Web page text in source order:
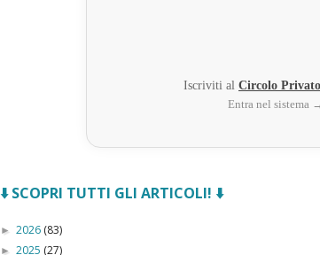
Iscriviti al Circolo
Entra nel sistema
⬇️ SCOPRI TUTTI GLI ARTICOLI! ⬇️
► 2026 (83)
► 2025 (27)